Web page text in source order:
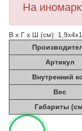
На
В х Г х Ш (см):
Артикул
Внутренний
Вес
Габариты